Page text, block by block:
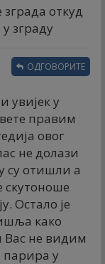
зграда откуд
зграду
увијек у
правим
овог
не долази
су отишли а
скутоноше
Остало је
како
не видим
парира у
ОДГОВОРИТЕ